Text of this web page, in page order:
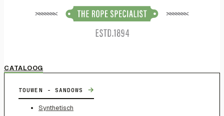
CATALOOG
TOUWEN - SANDOWS →
Synthetisch